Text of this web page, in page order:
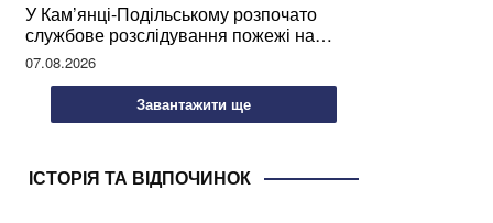
У Кам’янці-Подільському розпочато
службове розслідування пожежі на
сміттєзвалищі
07.08.2026
Завантажити ще
ІСТОРІЯ ТА ВІДПОЧИНОК